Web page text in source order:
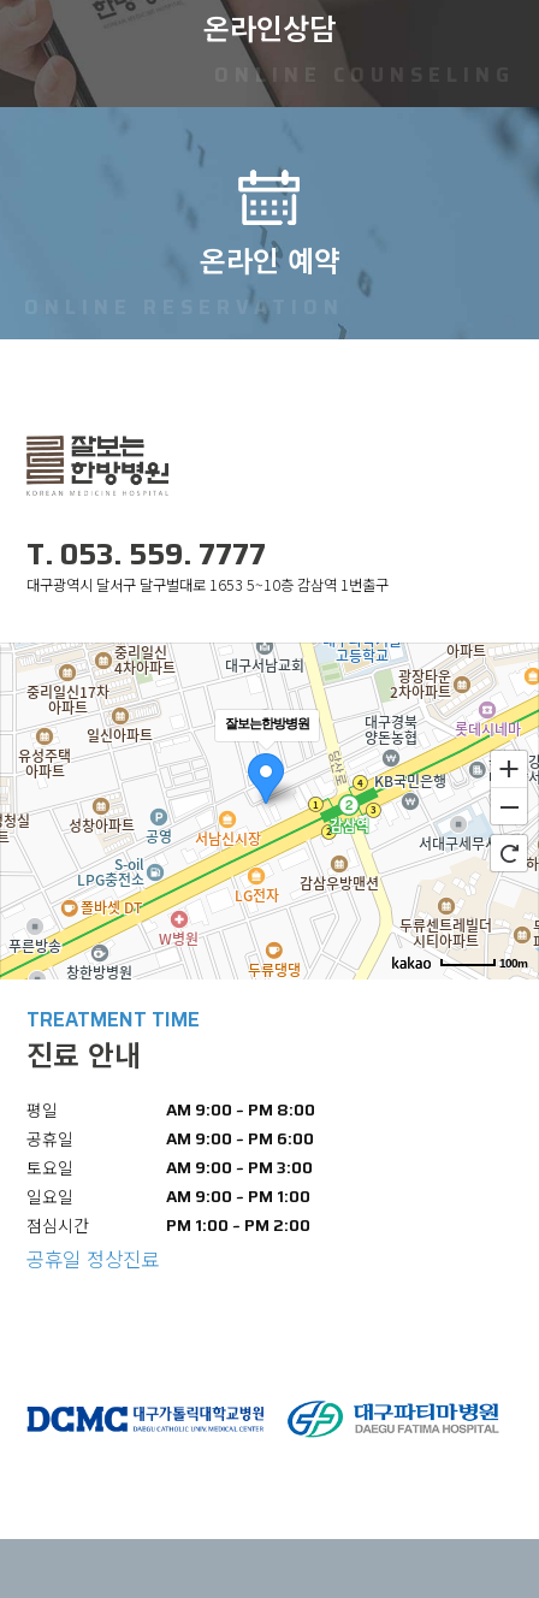
온라인상담
ONLINE COUNSELING
온라인 예약
ONLINE RESERVATION
T. 053. 559. 7777
대구광역시 달서구 달구벌대로 1653 5~10층 감삼역 1번출구
잘보는한방병원
100m
TREATMENT TIME
진료 안내
평일 AM 9:00 ~ PM 8:00
공휴일 AM 9:00 ~ PM 6:00
토요일 AM 9:00 ~ PM 3:00
일요일 AM 9:00 ~ PM 1:00
점심시간 PM 1:00 ~ PM 2:00
공휴일 정상진료